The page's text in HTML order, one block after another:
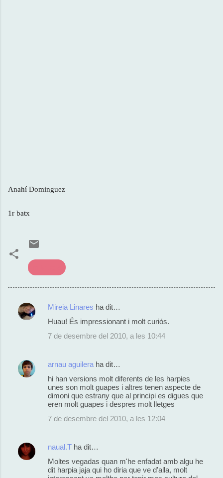
Anahí Dominguez
1r batx
C
n
Mireia Linares ha dit…
Huau! És impressionant i molt curiós.
7 de desembre del 2010, a les 10:44
arnau aguilera ha dit…
hi han versions molt diferents de les harpies
unes son molt guapes i altres tenen aspecte de
dimoni que estrany que al principi es digues que
eren molt guapes i despres molt lletges
7 de desembre del 2010, a les 12:04
naual.T ha dit…
Moltes vegadas quan m'he enfadat amb algu he
dit harpia jaja qui ho diria que ve d'alla, molt